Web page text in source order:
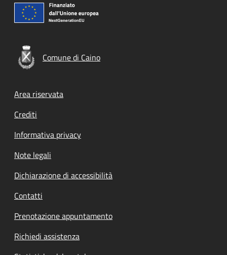
Comune di Caino
Footer menu
Area riservata
Crediti
Informativa privacy
Note legali
Dichiarazione di accessibilità
Contatti
Prenotazione appuntamento
Richiedi assistenza